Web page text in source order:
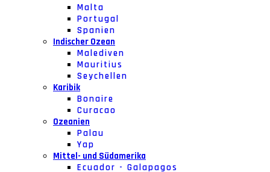
Malta
Portugal
Spanien
Indischer Ozean
Malediven
Mauritius
Seychellen
Karibik
Bonaire
Curacao
Ozeanien
Palau
Yap
Mittel- und Südamerika
Ecuador - Galapagos